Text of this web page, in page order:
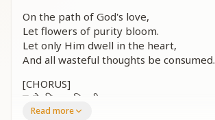
On the path of God's love,
Let flowers of purity bloom.
Let only Him dwell in the heart,
And all wasteful thoughts be consumed.
[CHORUS]
प्रभु प्रेम की बात निराली ,
जीवन पावन कर देता है ।
Read more